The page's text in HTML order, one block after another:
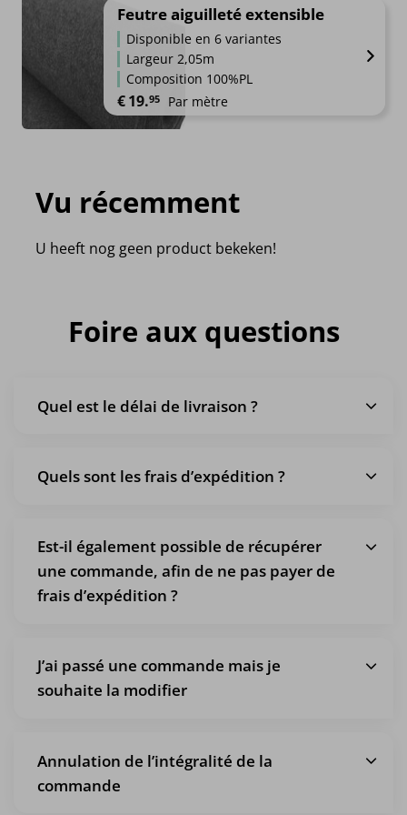
Feutre aiguilleté extensible
Disponible en 6 variantes
Largeur 2,05m
Composition 100%PL
€19.95 Par mètre
Vu récemment
U heeft nog geen product bekeken!
Foire aux questions
Quel est le délai de livraison ?
Quels sont les frais d’expédition ?
Est-il également possible de récupérer
une commande, afin de ne pas payer de
frais d’expédition ?
J’ai passé une commande mais je
souhaite la modifier
Annulation de l’intégralité de la
commande